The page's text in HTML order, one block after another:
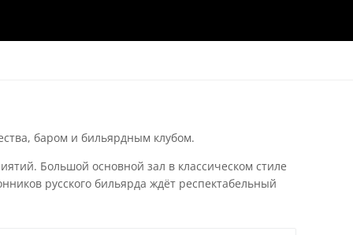
баром и бильярдным клубом.
Большой основной зал в классическом стиле
русского бильярда ждёт респектабельный